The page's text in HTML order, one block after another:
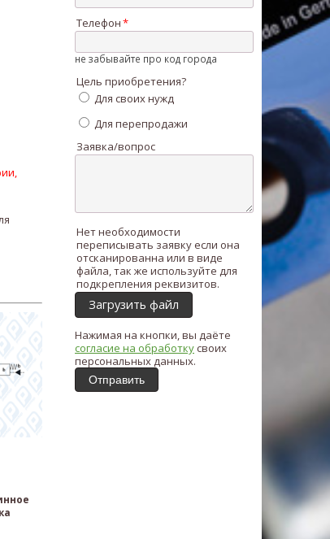
Телефон
не забывайте про код города
Цель приобретения?
Для своих нужд
Для перепродажи
Заявка/вопрос
Нет необходимости
переписывать заявку если она
отсканированна или в виде
файла, так же используйте для
подкрепления реквизитов.
Загрузить файл
Нажимая на кнопки, вы даёте
согласие на обработкусвоих
персональных данных.
Отправить